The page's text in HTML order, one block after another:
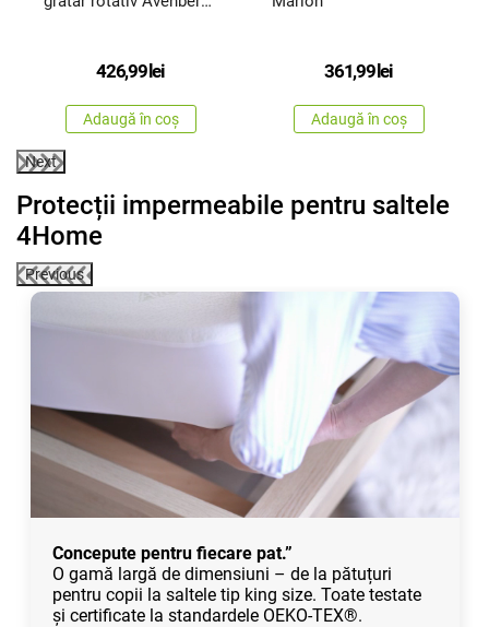
426,99 lei
Adaugă în coș
361,99 lei
Adaugă în coș
Next
Protecții impermeabile pentru saltele
4Home
Previous
Concepute pentru fiecare pat.”
O gamă largă de dimensiuni – de la pătuțuri
pentru copii la saltele tip king size. Toate testate
și certificate la standardele OEKO-TEX®.